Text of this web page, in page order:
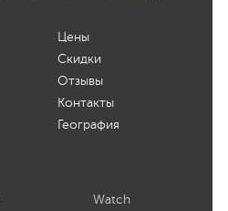
Цены
Скидки
Отзывы
Контакты
География
Watch